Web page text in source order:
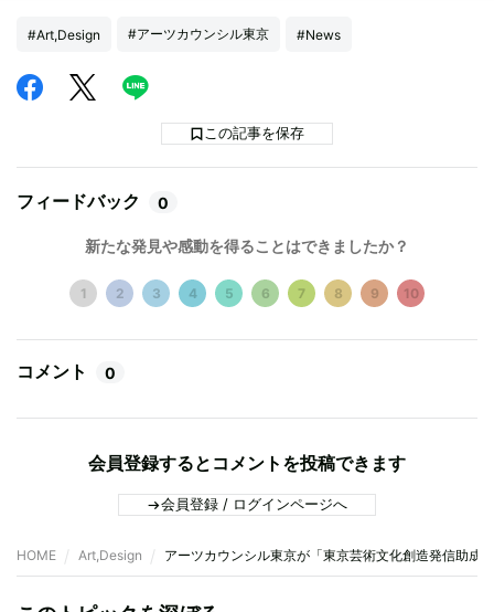
#Art,Design #アーツカウンシル東京 #News
この記事を保存
フィードバック 0
新たな発見や感動を得ることはできましたか？
1 2 3 4 5 6 7 8 9 10
コメント 0
会員登録するとコメントを投稿できます
会員登録 / ログインページへ
HOME Art,Design アーツカウンシル東京が「東京芸術文化創造発信助